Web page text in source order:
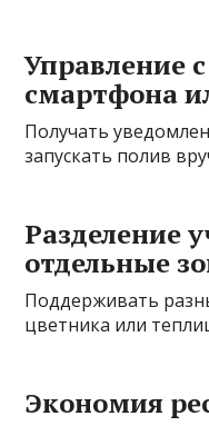
Управление
смартфона
Получать
запускать полив
Разделение
отдельные
Поддерживать
цветника или
Экономия